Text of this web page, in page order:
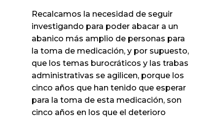
Recalcamos la necesidad de seguir
investigando para poder abacar a un
abanico más amplio de personas para
la toma de medicación, y por supuesto,
que los temas burocráticos y las trabas
administrativas se agilicen, porque los
cinco años que han tenido que esperar
para la toma de esta medicación, son
cinco años en los que el deterioro